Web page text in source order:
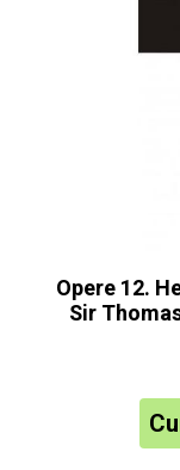
Opere 12.
Sir